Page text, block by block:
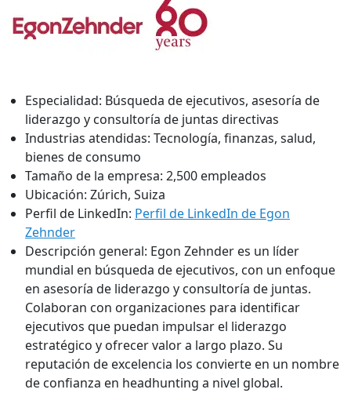
Especialidad: Búsqueda de ejecutivos, asesoría de
liderazgo y consultoría de juntas directivas
Industrias atendidas: Tecnología, finanzas, salud,
bienes de consumo
Tamaño de la empresa: 2,500 empleados
Ubicación: Zúrich, Suiza
Perfil de LinkedIn: Perfil de LinkedIn de Egon
Zehnder
Descripción general: Egon Zehnder es un líder
mundial en búsqueda de ejecutivos, con un enfoque
en asesoría de liderazgo y consultoría de juntas.
Colaboran con organizaciones para identificar
ejecutivos que puedan impulsar el liderazgo
estratégico y ofrecer valor a largo plazo. Su
reputación de excelencia los convierte en un nombre
de confianza en headhunting a nivel global.